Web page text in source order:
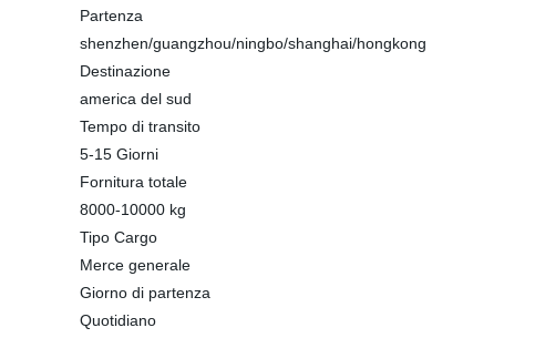
Partenza
shenzhen/guangzhou/ningbo/shanghai/hongkong
Destinazione
america del sud
Tempo di transito
5-15 Giorni
Fornitura totale
8000-10000 kg
Tipo Cargo
Merce generale
Giorno di partenza
Quotidiano